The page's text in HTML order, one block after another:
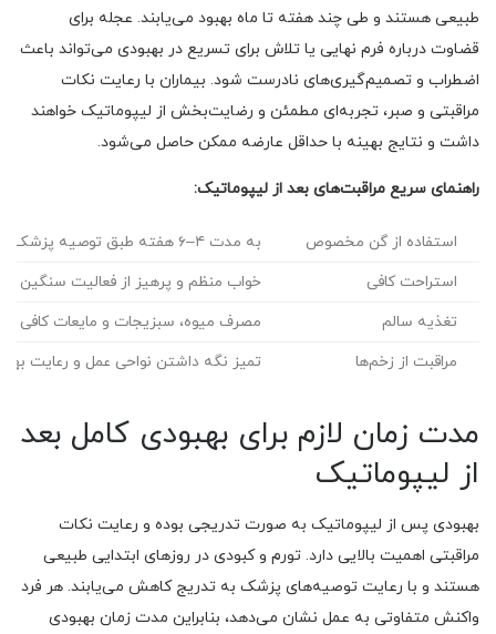
طبیعی هستند و طی چند هفته تا ماه بهبود می‌یابند. عجله برای
قضاوت درباره فرم نهایی یا تلاش برای تسریع در بهبودی می‌تواند باعث
اضطراب و تصمیم‌گیری‌های نادرست شود. بیماران با رعایت نکات
مراقبتی و صبر، تجربه‌ای مطمئن و رضایت‌بخش از لیپوماتیک خواهند
داشت و نتایج بهینه با حداقل عارضه ممکن حاصل می‌شود.
راهنمای سریع مراقبت‌های بعد از لیپوماتیک:
استفاده از گن مخصوص
به مدت ۴–۶ هفته طبق توصیه پزشک استفاده شود
استراحت کافی
خواب منظم و پرهیز از فعالیت سنگین در
تغذیه سالم
مصرف میوه، سبزیجات و مایعات کافی
مراقبت از زخم‌ها
تمیز نگه داشتن نواحی عمل و رعایت
مدت زمان لازم برای بهبودی کامل بعد
از لیپوماتیک
بهبودی پس از لیپوماتیک به صورت تدریجی بوده و رعایت نکات
مراقبتی اهمیت بالایی دارد. تورم و کبودی در روزهای ابتدایی طبیعی
هستند و با رعایت توصیه‌های پزشک به تدریج کاهش می‌یابند. هر فرد
واکنش متفاوتی به عمل نشان می‌دهد، بنابراین مدت زمان بهبودی